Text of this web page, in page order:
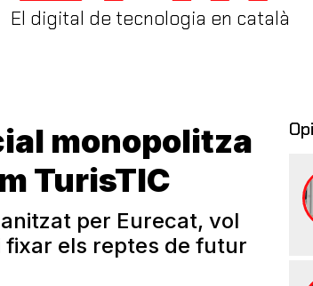
El digital de tecnologia en català
monopolitza
TurisTIC
per Eurecat, vol
fixar els reptes de futur